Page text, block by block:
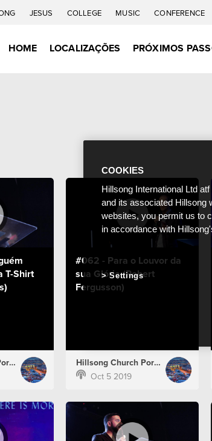
JESUS COLLEGE MUSIC CONFERENCE
HOME LOCALIZAÇÕES PRÓXIMOS
T-Shirt
Hillsong Church Portugal
#062 - Para o Louvor da
sua Glória (Robert
Fergusson)
Hillsong Church Portugal
Oct 5 2019
COOKIES
Hillsong International Ltd
and its associated Hillsong
websites, you permit us to
in accordance with
Settings